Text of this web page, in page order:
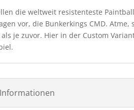
die weltweit resistenteste
vor, die Bunkerkings CMD.
als je zuvor. Hier in der Custom
Informationen